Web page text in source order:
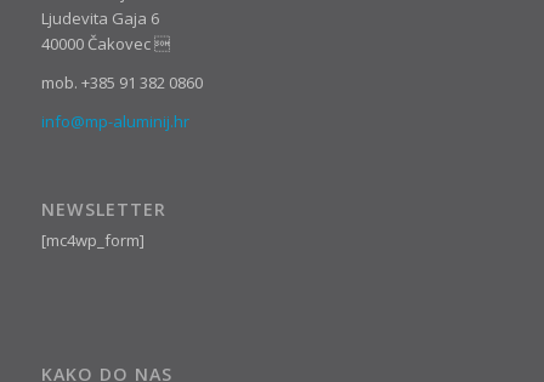
Ljudevita Gaja 6
40000 Čakovec 
mob. +385 91 382 0860
info@mp-aluminij.hr
NEWSLETTER
[mc4wp_form]
KAKO DO NAS